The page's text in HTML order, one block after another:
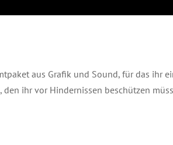
aus Grafik und Sound, für das ihr
ihr vor Hindernissen beschützen